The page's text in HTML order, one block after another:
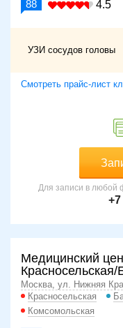
88 4.5
УЗИ сосудов головы
Смотреть прайс-лист
Для записи в любой
+7
Медицинский
Красносельская/
Москва, ул. Нижняя
Красносельская
Комсомольская